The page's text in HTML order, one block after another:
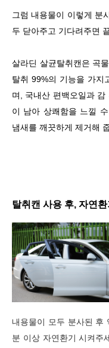
그럼 내용물이 이렇게 분
두 닫아주고 기다려주면
살라딘 살균탈취캔은 곡
탈취 99%의 기능을 가지
며, 국내산 편백오일과
이 남아 상쾌함을 느낄
냄새를 깨끗하게 제거해
탈취캔 사용 후, 자연환
내용물이 모두 분사된 후
분 이상 자연환기 시켜주